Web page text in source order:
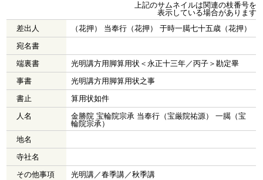
上記のサムネイルは関連の枝番号を
表示している場合があります
差出人
（花押） 当奉行（花押） 于時一臈七十五歳（花押）
宛名書
端裏書
光明講方用脚算用状＜永正十三年／丙子＞勘定畢
事書
光明講方用脚算用状之事
書止
算用状如件
人名
金勝院 宝輪院宗承 当奉行（宝厳院祐源） 一臈（宝
輪院宗承）
地名
寺社名
その他事項
光明講／春季講／秋季講